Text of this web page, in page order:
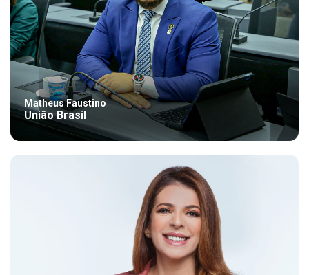
Matheus Faustino
União Brasil